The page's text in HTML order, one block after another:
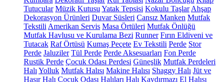
Tutucular Müzik Kutusu Yatak Tepsisi Kokulu Taşlar Ahşap
Dekorasyon Ürünleri Duvar Süsleri Cansız Manken Mutfak
Tekstili Amerikan Servis Masa Örtüleri Mutfak Önlüğü
Mutfak Havlusu ve Kurulama Bezi Runner Fırın Eldiveni ve
Tutacak Raf Örtüsü Kumaş Peçete Ev Tekstili Perde Stor
Perde Jaluziler Tül Perde Perde Aksesuarları Fon Perde
Rustik Perde Çocuk Odası Perdesi Güneşlik Mutfak Perdeleri
Halı Yolluk Mutfak Halısı Makine Halısı Shaggy Halı Jüt ve
Hasır Halı Çocuk Odası Halıları Halı Kaydırmazı El Halısı